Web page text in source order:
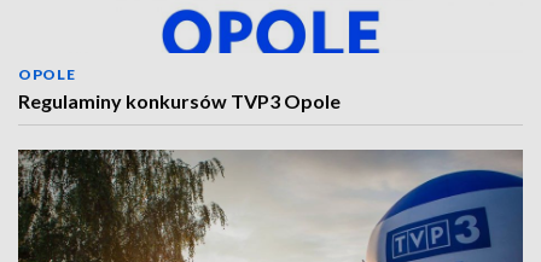
OPOLE
Regulaminy konkursów TVP3 Opole